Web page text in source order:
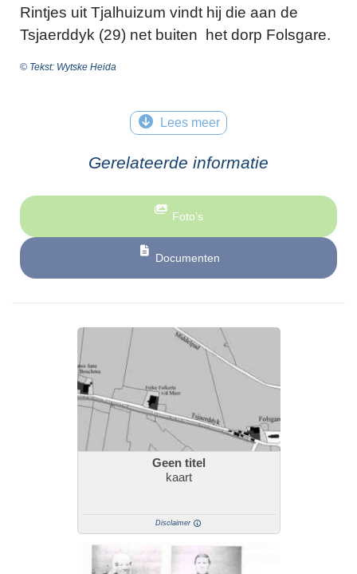
Rintjes uit Tjalhuizum vindt hij die aan de
Tsjaerddyk (29) net buiten het dorp Folsgare.
© Tekst: Wytske Heida
Lees meer
Gerelateerde informatie
Foto’s
Documenten
Geen titel
kaart
Disclaimer